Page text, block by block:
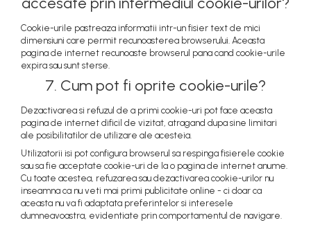
Cookie-urile pastreaza informatii intr-un fisier text de mici
dimensiuni care permit recunoasterea browserului. Aceasta
pagina de internet recunoaste browserul pana cand cookie-urile
expira sau sunt sterse.
7. Cum pot fi oprite cookie-urile?
Dezactivarea si refuzul de a primi cookie-uri pot face aceasta
pagina de internet dificil de vizitat, atragand dupa sine limitari
ale posibilitatilor de utilizare ale acesteia.
Utilizatorii isi pot configura browserul sa respinga fisierele cookie
sau sa fie acceptate cookie-uri de la o pagina de internet anume.
Cu toate acestea, refuzarea sau dezactivarea cookie-urilor nu
inseamna ca nu veti mai primi publicitate online - ci doar ca
aceasta nu va fi adaptata preferintelor si interesele
dumneavoastra, evidentiate prin comportamentul de navigare.